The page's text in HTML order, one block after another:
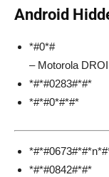
Android
*#0*# –
– Motorola
*#*#0*#*#*